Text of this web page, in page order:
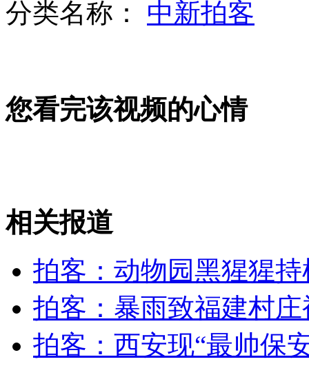
女孩北京地铁殴打老人 痛下狠手拳打脚踢
外交部：反对强权政治霸凌主义
外交部：有关国家言论片面不公正
安徽一实载49人客车翻车
分类名称： 中新拍客
您看完该视频的心情
相关报道
拍客：动物园黑猩猩
拍客：暴雨致福建村
拍客：西安现“最帅保